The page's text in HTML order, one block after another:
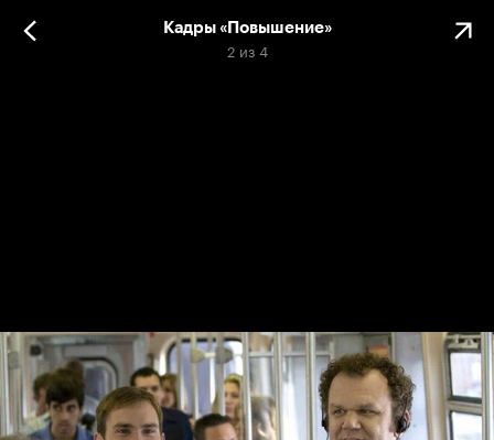
Кадры «Повышение»
2 из 4